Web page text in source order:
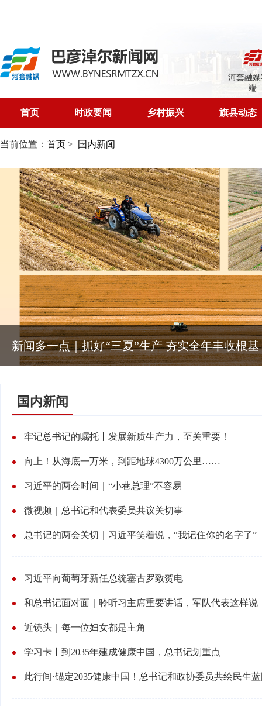
河套融
端
首页 时政要闻 乡村振兴 旗县动态
当前位置： 首页 > 国内新闻
新闻多一点｜抓好“三夏”生产 夯实全年丰收根基
国内新闻
牢记总书记的嘱托丨发展新质生产力，至关重要！
向上！从海底一万米，到距地球4300万公里……
习近平的两会时间｜“小巷总理”不容易
微视频｜总书记和代表委员共议关切事
总书记的两会关切｜习近平笑着说，“我记住你的名字了”
习近平向葡萄牙新任总统塞古罗致贺电
和总书记面对面｜聆听习主席重要讲话，军队代表这样说
近镜头｜每一位妇女都是主角
学习卡丨到2035年建成健康中国，总书记划重点
此行间·锚定2035健康中国！总书记和政协委员共绘民生